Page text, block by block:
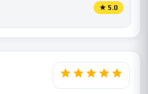
★ 5.0